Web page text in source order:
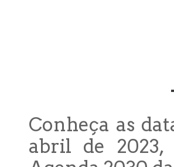
Conheça as
abril de 2023,